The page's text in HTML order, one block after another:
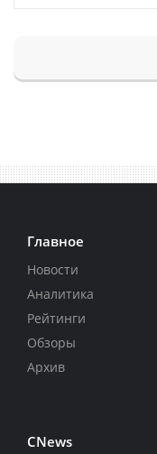
Главное
Новости
Аналитика
Рейтинги
Обзоры
Архив
CNews